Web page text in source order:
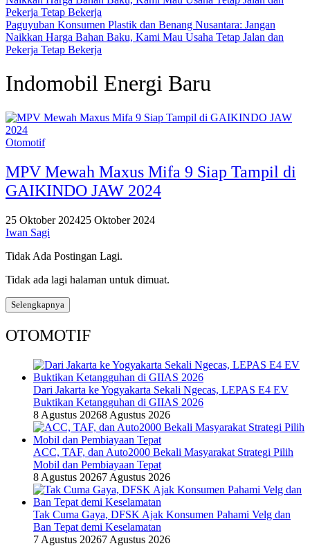
Paguyuban Konsumen Plastik dan Benang Nusantara: Jangan
Naikkan Harga Bahan Baku, Kami Mau Usaha Tetap Jalan dan
Pekerja Tetap Bekerja
Indomobil Energi Baru
Otomotif
MPV Mewah Maxus Mifa 9 Siap Tampil di
GAIKINDO JAW 2024
25 Oktober 202425 Oktober 2024
Iwan Sagi
Tidak Ada Postingan Lagi.
Tidak ada lagi halaman untuk dimuat.
Selengkapnya
OTOMOTIF
Dari Jakarta ke Yogyakarta Sekali Ngecas, LEPAS E4 EV
Buktikan Ketangguhan di GIIAS 2026
8 Agustus 20268 Agustus 2026
ACC, TAF, dan Auto2000 Bekali Masyarakat Strategi Pilih
Mobil dan Pembiayaan Tepat
8 Agustus 20267 Agustus 2026
Tak Cuma Gaya, DFSK Ajak Konsumen Pahami Velg dan
Ban Tepat demi Keselamatan
7 Agustus 20267 Agustus 2026